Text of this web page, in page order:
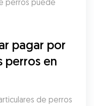
perros puede
pagar por
perros en
de perros